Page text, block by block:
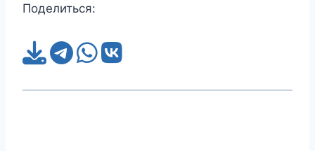
Поделиться: